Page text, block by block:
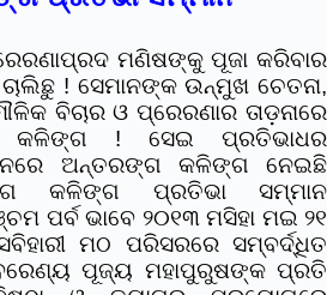
ମଣିଷଙ୍କୁ ପୂଜା କରିବାର
! ସେମାନଙ୍କ ଉନ୍ମୁଖ ଚେତନା,
ବିଚାର ଓ ପ୍ରେରଣାର ତାଡ଼ନାରେ
କଳିଙ୍ଗ ! ସେଇ ପ୍ରତିଭାଧର
ଅନ୍ତରଙ୍ଗ କଳିଙ୍ଗ ନେଇଛି
କଳିଙ୍ଗ ପ୍ରତିଭା ସମ୍ମାନ
ପର୍ବ ଭାବେ ୨୦୧୩ ମସିହା ମଇ ୨୧
ମଠ ପରିସରରେ ସମ୍ବର୍ଦ୍ଧିତ
ପୂଜ୍ୟ ମହାପୁରୁଷଙ୍କ ପ୍ରତି